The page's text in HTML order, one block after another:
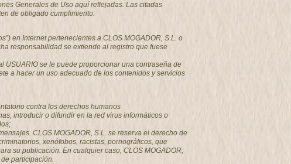
Generales de Uso aquí reflejadas. Las citadas
de obligado cumplimiento.
en Internet pertenecientes a CLOS MOGADOR, S.L. o
responsabilidad se extiende al registro que fuese
USUARIO se le puede proporcionar una contraseña de
a hacer un uso adecuado de los contenidos y servicios
contra los derechos humanos
introducir o difundir en la red virus informáticos o
CLOS MOGADOR, S.L. se reserva el derecho de
xenófobos, racistas, pornográficos, que
su publicación. En cualquier caso, CLOS MOGADOR,
participación.